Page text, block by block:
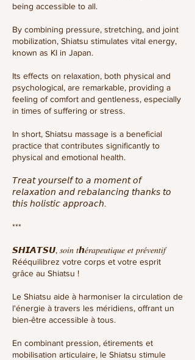
being accessible to all.
By combining pressure, stretching, and joint
mobilization, Shiatsu stimulates vital energy,
known as KI in Japan.
Its effects on relaxation, both physical and
psychological, are remarkable, providing a
feeling of comfort and gentleness, especially
in times of suffering or stress.
In short, Shiatsu massage is a beneficial
practice that contributes significantly to
physical and emotional health.
𝘛𝘳𝘦𝘢𝘵 𝘺𝘰𝘶𝘳𝘴𝘦𝘭𝘧 𝘵𝘰 𝘢 𝘮𝘰𝘮𝘦𝘯𝘵 𝘰𝘧
𝘳𝘦𝘭𝘢𝘹𝘢𝘵𝘪𝘰𝘯 𝘢𝘯𝘥 𝘳𝘦𝘣𝘢𝘭𝘢𝘯𝘤𝘪𝘯𝘨 𝘵𝘩𝘢𝘯𝘬𝘴 𝘵𝘰
𝘵𝘩𝘪𝘴 𝘩𝘰𝘭𝘪𝘴𝘵𝘪𝘤 𝘢𝘱𝘱𝘳𝘰𝘢𝘤𝘩.
***
𝙎𝙃𝙄𝘼𝙏𝙎𝙐, 𝑠𝑜𝑖𝑛 𝑡ℎ𝑒́𝑟𝑎𝑝𝑒𝑢𝑡𝑖𝑞𝑢𝑒 𝑒𝑡 𝑝𝑟𝑒́𝑣𝑒𝑛𝑡𝑖𝑓
Rééquilibrez votre corps et votre esprit
grâce au Shiatsu !
Le Shiatsu aide à harmoniser la circulation de
l'énergie à travers les méridiens, offrant un
bien-être accessible à tous.
En combinant pression, étirements et
mobilisation articulaire, le Shiatsu stimule